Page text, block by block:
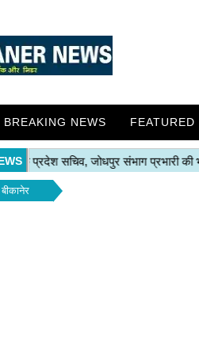
BREAKING NEWS FEATURED
बीकानेर